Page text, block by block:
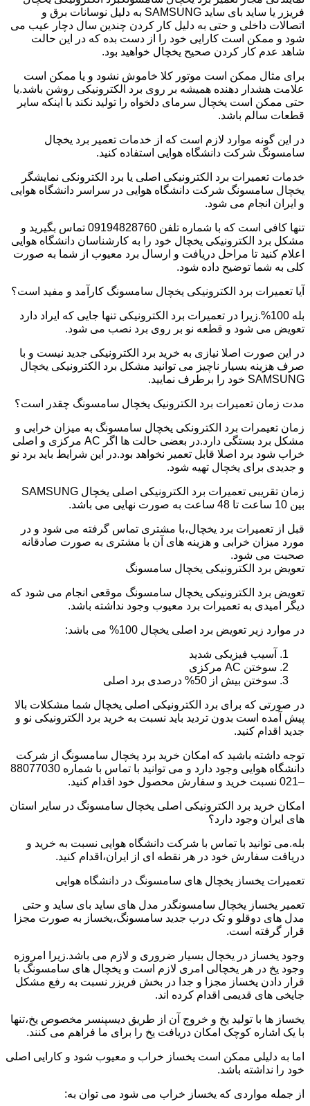
فریزر یا ساید بای ساید SAMSUNG به دلیل نوسانات برق و
اتصالات داخلی و حتی به دلیل کار کردن چندین سال دچار عیب می
شود و ممکن است کارایی خود را از دست بده که در این حالت
شاهد عدم کار کردن صحیح یخچال خواهید بود.
برای مثال ممکن است موتور کلا خاموش نشود و یا ممکن است
علامت هشدار دهنده همیشه بر روی برد الکترونیکی روشن باشد.یا
حتی ممکن است یخچال سرمای دلخواه را تولید نکند با اینکه سایر
قطعات سالم باشد.
در این گونه موارد لازم است که از خدمات تعمیر برد یخچال
سامسونگ شرکت دانشگاه هوایی استفاده کنید.
خدمات تعمیرات برد الکترونیکی اصلی یا برد الکترونکی نمایشگر
یخچال سامسونگ شرکت دانشگاه هوایی در سراسر دانشگاه هوایی
و ایران انجام می شود.
تنها کافی است که با شماره تلفن 09194828760 تماس بگیرید و
مشکل برد الکترونیکی یخچال خود را به کارشناسان دانشگاه هوایی
اعلام کنید تا مراحل دریافت و ارسال برد معیوب از شما به صورت
کلی به شما توضیح داده شود.
آیا تعمیرات برد الکترونیکی یخچال سامسونگ کارآمد و مفید است؟
بله 100%.زیرا در تعمیرات برد الکترونیکی تنها جایی که ایراد دارد
تعویض می شود و قطعه نو بر روی برد نصب می شود.
در این صورت اصلا نیازی به خرید برد الکترونیکی جدید نیست و با
صرف هزینه بسیار ناچیز می توانید مشکل برد الکترونیکی یخچال
SAMSUNG خود را برطرف نمایید.
مدت زمان تعمیرات برد الکترونیک یخچال سامسونگ چقدر است؟
زمان تعیمرات برد الکترونکی یخچال سامسونگ به میزان خرابی و
مشکل برد بستگی دارد.در بعضی حالت ها اگر AC مرکزی و اصلی
خراب شود برد اصلا قابل تعمیر نخواهد بود.در این شرایط باید برد نو
و جدیدی برای یخچال تهیه شود.
زمان تقریبی تعمیرات برد الکترونیکی اصلی یخچال SAMSUNG
بین 10 ساعت تا 48 ساعت به صورت نهایی می باشد.
قبل از تعمیرات برد یخچال،با مشتری تماس گرفته می شود و در
مورد میزان خرابی و هزینه های آن با مشتری به صورت صادقانه
صحبت می شود.
تعویض برد الکترونیکی یخچال سامسونگ
تعویض برد الکترونیکی یخچال سامسونگ موقعی انجام می شود که
دیگر امیدی به تعمیرات برد معیوب وجود نداشته باشد.
در موارد زیر تعویض برد اصلی یخچال 100% می باشد:
آسیب فیزیکی شدید
سوختن AC مرکزی
سوختن بیش از 50% درصدی برد اصلی
در صورتی که برای برد الکترونیکی اصلی یخچال شما مشکلات بالا
پیش آمده است بدون تردید باید نسبت به خرید برد الکترونیکی نو و
جدید اقدام کنید.
توجه داشته باشید که امکان خرید برد یخچال سامسونگ از شرکت
دانشگاه هوایی وجود دارد و می توانید با تماس با شماره 88077030
–021 نسبت خرید و سفارش محصول خود اقدام کنید.
امکان خرید برد الکترونیکی اصلی یخچال سامسونگ در سایر استان
های ایران وجود دارد؟
بله.می توانید با تماس با شرکت دانشگاه هوایی نسبت به خرید و
دریافت سفارش خود در هر نقطه ای از ایران،اقدام کنید.
تعمیرات یخساز یخچال های سامسونگ در دانشگاه هوایی
تعمیر یخساز یخچال سامسونگدر مدل های ساید بای ساید و حتی
مدل های دوقلو و تک درب جدید سامسونگ،یخساز به صورت مجزا
قرار گرفته است.
وجود یخساز در یخچال بسیار ضروری و لازم می باشد.زیرا امروزه
وجود یخ در هر یخچالی امری لازم است و یخچال های سامسونگ با
قرار دادن یخساز مجزا و جدا در بخش فریزر نسبت به رفع مشکل
جایخی های قدیمی اقدام کرده اند.
یخساز ها با تولید یخ و خروج آن از طریق دیسپنسر مخصوص یخ،تنها
با یک اشاره کوچک امکان دریافت یخ را برای ما فراهم می کنند.
اما به دلیلی ممکن است یخساز خراب و معیوب شود و کارایی اصلی
خود را نداشته باشد.
از جمله مواردی که یخساز خراب می شود می توان به: